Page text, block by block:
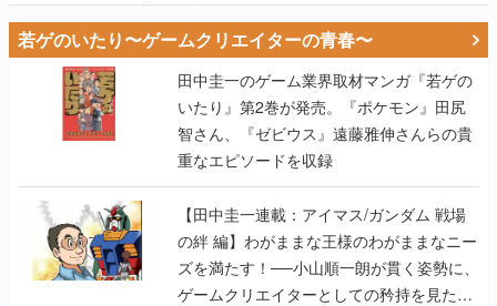
若ゲのいたり〜ゲームクリエイターの青春〜
田中圭一のゲーム業界取材マンガ『若ゲの
いたり』第2巻が発売。『ポケモン』田尻
智さん、『ゼビウス』遠藤雅伸さんらの貴
重なエピソードを収録
【田中圭一連載：アイマス/ガンダム 戦場
の絆 編】わがままな王様のわがままなニー
ズを満たす！──小山順一朗が貫く姿勢に、
ゲームクリエイターとしての矜持を見た